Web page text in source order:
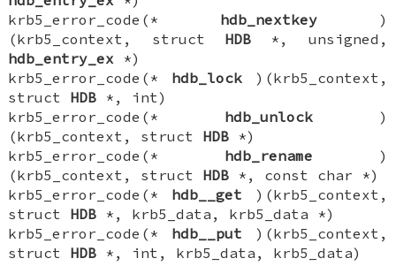
krb5_error_code(* hdb_nextkey )
(krb5_context, struct HDB *, unsigned,
hdb_entry_ex *)
krb5_error_code(* hdb_lock )(krb5_context,
struct HDB *, int)
krb5_error_code(* hdb_unlock )
(krb5_context, struct HDB *)
krb5_error_code(* hdb_rename )
(krb5_context, struct HDB *, const char *)
krb5_error_code(* hdb__get )(krb5_context,
struct HDB *, krb5_data, krb5_data *)
krb5_error_code(* hdb__put )(krb5_context,
struct HDB *, int, krb5_data, krb5_data)